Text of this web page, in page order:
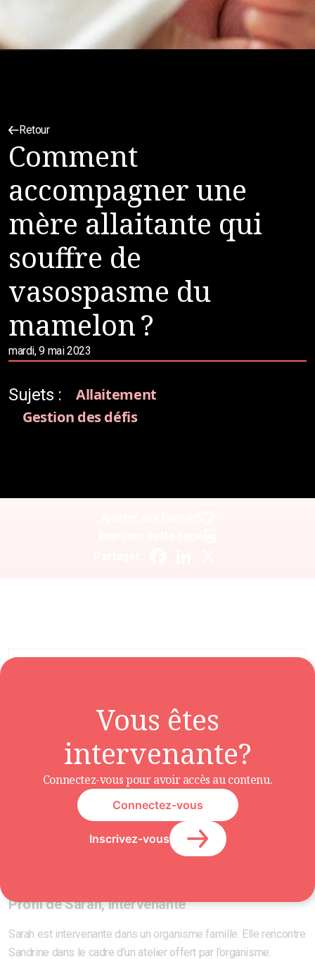
Retour
Comment
accompagner une
mère allaitante qui
souffre de
vasospasme du
mamelon ?
mardi, 9 mai 2023
Sujets :
Allaitement
Gestion des défis
Le vasospasme est un phénomène douloureux. Cette étude
avec cette condition. En tant que personnel intervenant, vous
informer des signes et symptômes du vasospasme ;
offrir des conseils pour diminuer la douleur associée au
vasospasme ;
diriger la cliente vers une consultante en allaitement IBCLC
ou un médecin, au besoin.
Profil de Sarah, intervenante
Sarah est intervenante dans un organisme famille. Elle rencontre
Sandrine dans le cadre d’un atelier offert par l’organisme.
Vous êtes
intervenante?
Connectez-vous pour avoir accès au contenu.
Connectez-vous
Inscrivez-vous